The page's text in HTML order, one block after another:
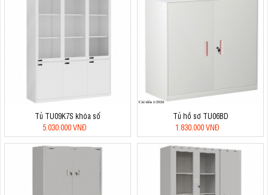
Tủ TU09K7S khóa số
5.030.000 VNĐ
Tủ hồ sơ TU06BD
1.830.000 VNĐ